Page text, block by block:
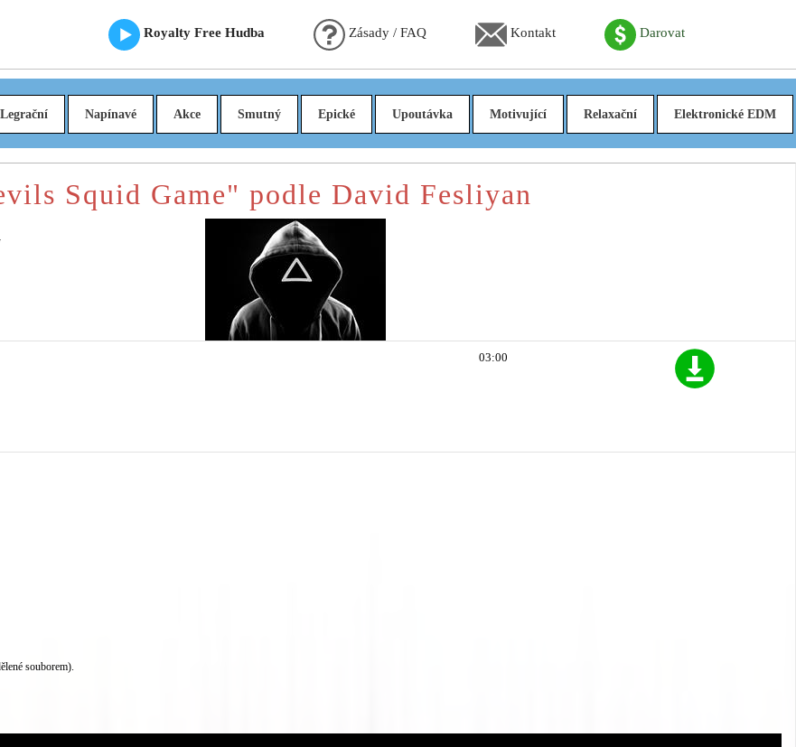
Royalty Free Hudba Zásady / FAQ Kontakt Darovat
Legrační Napínavé Akce Smutný Epické Upoutávka Motivující Relaxační Elektronické EDM
Squid Game" podle David Fesliyan
03:00
souborem).